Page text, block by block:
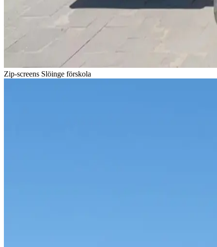
Zip-screens Slöinge förskola